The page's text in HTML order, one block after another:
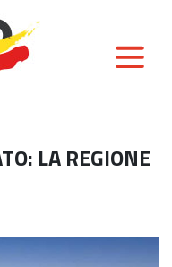
LA REGIONE